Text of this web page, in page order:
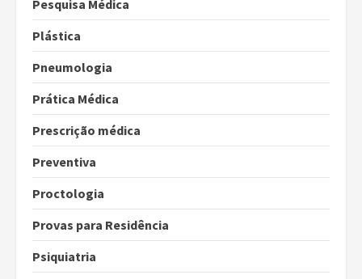
Pesquisa Médica
Plástica
Pneumologia
Prática Médica
Prescrição médica
Preventiva
Proctologia
Provas para Residência
Psiquiatria